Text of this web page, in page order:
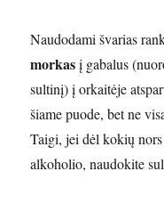
Naudodami švarias
morkasį gabalus
sultinį) į orkaitėje
šiame puode, bet ne
Taigi, jei dėl kokių
alkoholio, naudokite